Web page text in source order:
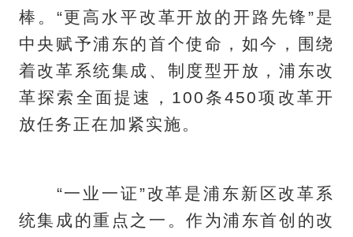
棒。“更高水平改革开放的开路先锋”是
中央赋予浦东的首个使命，如今，围绕
着改革系统集成、制度型开放，浦东改
革探索全面提速，100条450项改革开
放任务正在加紧实施。
“一业一证”改革是浦东新区改革系
统集成的重点之一。作为浦东首创的改